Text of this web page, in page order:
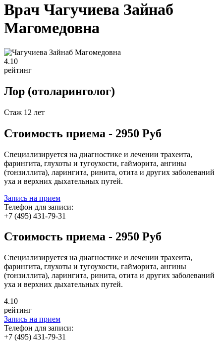
Врач Чагучиева Зайнаб
Магомедовна
4.10
рейтинг
Лор (отоларинголог)
Стаж 12 лет
Стоимость приема - 2950 Руб
Специализируется на диагностике и лечении трахеита,
фарингита, глухоты и тугоухости, гайморита, ангины
(тонзиллита), ларингита, ринита, отита и других заболеваний
уха и верхних дыхательных путей.
Запись на прием
Телефон для записи:
+7 (495) 431-79-31
Стоимость приема - 2950 Руб
Специализируется на диагностике и лечении трахеита,
фарингита, глухоты и тугоухости, гайморита, ангины
(тонзиллита), ларингита, ринита, отита и других заболеваний
уха и верхних дыхательных путей.
4.10
рейтинг
Запись на прием
Телефон для записи:
+7 (495) 431-79-31